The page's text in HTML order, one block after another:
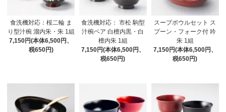
食洗機対応：桜二輪 ま
り型汁椀 溜内朱・朱 1組
7,150円(本体6,500円、
税650円)
食洗機対応： 市松 駒型
汁椀ペア 白檀内黒・白
檀内朱 1組
7,150円(本体6,500円、
税650円)
スープボウルセット ス
プーン・フォーク付 吟
朱 1組
7,150円(本体6,500円、
税650円)